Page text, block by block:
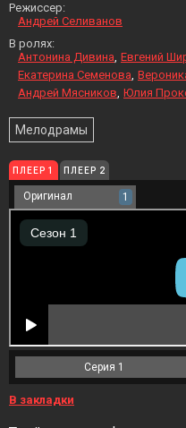
Режиссер:
Андрей Селиванов
В ролях:
Антонина Дивина Евгений
Екатерина Семенова
Андрей Мясников Юлия
Мелодрамы
ПЛЕЕР 1 ПЛЕЕР 2
Оригинал 1
Серия 1
В закладки